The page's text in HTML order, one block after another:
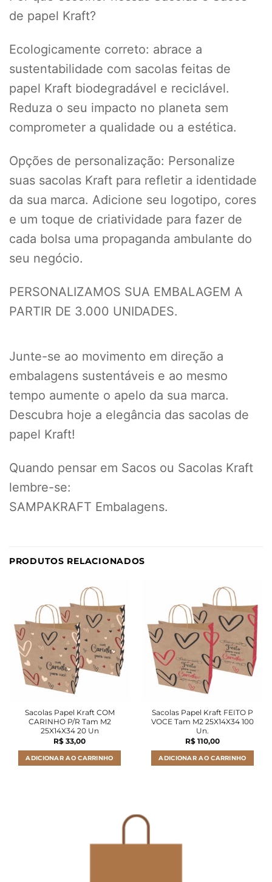
de papel Kraft?
Ecologicamente correto: abrace a
sustentabilidade com sacolas feitas de
papel Kraft biodegradável e reciclável.
Reduza o seu impacto no planeta sem
comprometer a qualidade ou a estética.
Opções de personalização: Personalize
suas sacolas Kraft para refletir a identidade
da sua marca. Adicione seu logotipo, cores
e um toque de criatividade para fazer de
cada bolsa uma propaganda ambulante do
seu negócio.
PERSONALIZAMOS SUA EMBALAGEM A
PARTIR DE 3.000 UNIDADES.
Junte-se ao movimento em direção a
embalagens sustentáveis e ao mesmo
tempo aumente o apelo da sua marca.
Descubra hoje a elegância das sacolas de
papel Kraft!
Quando pensar em Sacos ou Sacolas Kraft
lembre-se:
SAMPAKRAFT Embalagens.
PRODUTOS RELACIONADOS
Sacolas Papel Kraft COM
CARINHO P/R Tam M2
25X14X34 20 Un
R$ 33,00
ADICIONAR AO CARRINHO
Sacolas Papel Kraft FEITO P
VOCE Tam M2 25X14X34 100
Un.
R$ 110,00
ADICIONAR AO CARRINHO